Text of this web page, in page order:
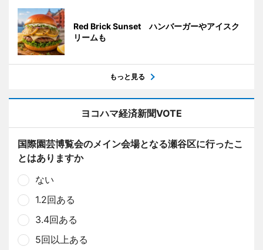
Red Brick Sunset ハンバーガーやアイスク
リームも
もっと見る
ヨコハマ経済新聞VOTE
国際園芸博覧会のメイン会場となる瀬谷区に行ったこ
とはありますか
ない
1.2回ある
3.4回ある
5回以上ある